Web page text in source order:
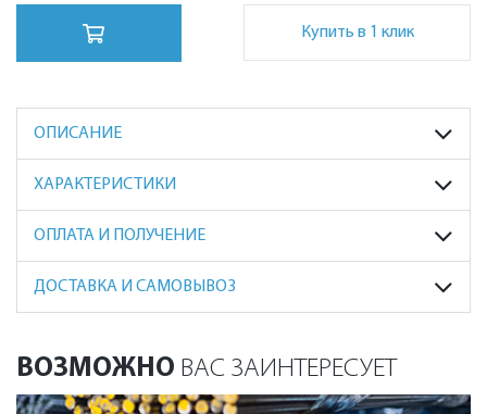
Купить в 1 клик
ОПИСАНИЕ
ХАРАКТЕРИСТИКИ
ОПЛАТА И ПОЛУЧЕНИЕ
ДОСТАВКА И САМОВЫВОЗ
ВОЗМОЖНО ВАС ЗАИНТЕРЕСУЕТ